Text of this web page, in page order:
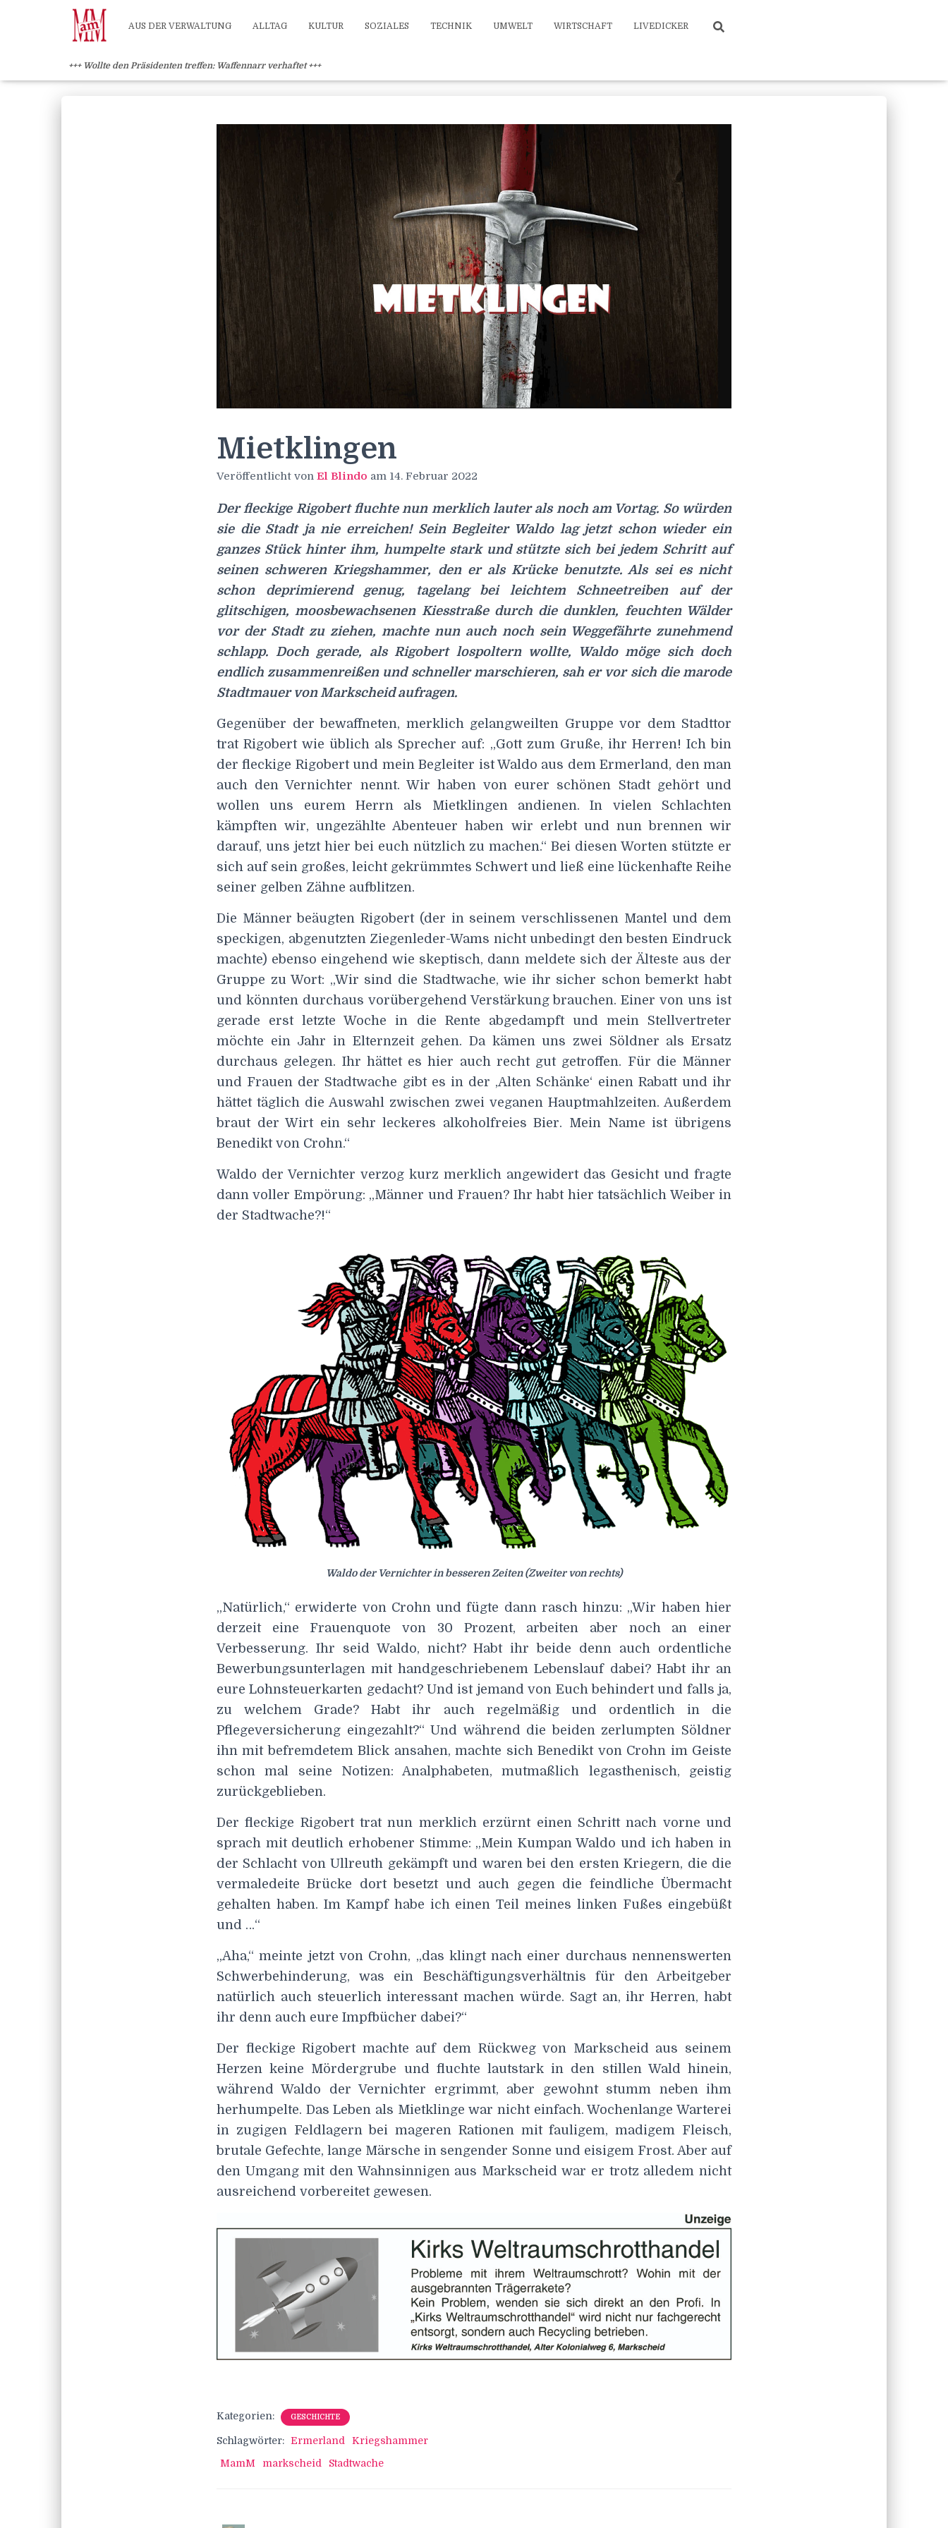
Weiterlesen" /> Weiterlesen" />
AUS DER VERWALTUNG ALLTAG KULTUR SOZIALES TECHNIK UMWELT WIRTSCHAFT LIVEDICKER
+++ Wollte den Präsidenten treffen: Waffennarr verhaftet +++
Mietklingen
Veröffentlicht von El Blindo am 14. Februar 2022
Der fleckige Rigobert fluchte nun merklich lauter als noch am Vortag. So würden
sie die Stadt ja nie erreichen! Sein Begleiter Waldo lag jetzt schon wieder ein
ganzes Stück hinter ihm, humpelte stark und stützte sich bei jedem Schritt auf
seinen schweren Kriegshammer, den er als Krücke benutzte. Als sei es nicht
schon deprimierend genug, tagelang bei leichtem Schneetreiben auf der
glitschigen, moosbewachsenen Kiesstraße durch die dunklen, feuchten Wälder
vor der Stadt zu ziehen, machte nun auch noch sein Weggefährte zunehmend
schlapp. Doch gerade, als Rigobert lospoltern wollte, Waldo möge sich doch
endlich zusammenreißen und schneller marschieren, sah er vor sich die marode
Stadtmauer von Markscheid aufragen.
Gegenüber der bewaffneten, merklich gelangweilten Gruppe vor dem Stadttor
trat Rigobert wie üblich als Sprecher auf: „Gott zum Gruße, ihr Herren! Ich bin
der fleckige Rigobert und mein Begleiter ist Waldo aus dem Ermerland, den man
auch den Vernichter nennt. Wir haben von eurer schönen Stadt gehört und
wollen uns eurem Herrn als Mietklingen andienen. In vielen Schlachten
kämpften wir, ungezählte Abenteuer haben wir erlebt und nun brennen wir
darauf, uns jetzt hier bei euch nützlich zu machen.“ Bei diesen Worten stützte er
sich auf sein großes, leicht gekrümmtes Schwert und ließ eine lückenhafte Reihe
seiner gelben Zähne aufblitzen.
Die Männer beäugten Rigobert (der in seinem verschlissenen Mantel und dem
speckigen, abgenutzten Ziegenleder-Wams nicht unbedingt den besten Eindruck
machte) ebenso eingehend wie skeptisch, dann meldete sich der Älteste aus der
Gruppe zu Wort: „Wir sind die Stadtwache, wie ihr sicher schon bemerkt habt
und könnten durchaus vorübergehend Verstärkung brauchen. Einer von uns ist
gerade erst letzte Woche in die Rente abgedampft und mein Stellvertreter
möchte ein Jahr in Elternzeit gehen. Da kämen uns zwei Söldner als Ersatz
durchaus gelegen. Ihr hättet es hier auch recht gut getroffen. Für die Männer
und Frauen der Stadtwache gibt es in der ‚Alten Schänke‘ einen Rabatt und ihr
hättet täglich die Auswahl zwischen zwei veganen Hauptmahlzeiten. Außerdem
braut der Wirt ein sehr leckeres alkoholfreies Bier. Mein Name ist übrigens
Benedikt von Crohn.“
Waldo der Vernichter verzog kurz merklich angewidert das Gesicht und fragte
dann voller Empörung: „Männer und Frauen? Ihr habt hier tatsächlich Weiber in
der Stadtwache?!“
Waldo der Vernichter in besseren Zeiten (Zweiter von rechts)
„Natürlich,“ erwiderte von Crohn und fügte dann rasch hinzu: „Wir haben hier
derzeit eine Frauenquote von 30 Prozent, arbeiten aber noch an einer
Verbesserung. Ihr seid Waldo, nicht? Habt ihr beide denn auch ordentliche
Bewerbungsunterlagen mit handgeschriebenem Lebenslauf dabei? Habt ihr an
eure Lohnsteuerkarten gedacht? Und ist jemand von Euch behindert und falls ja,
zu welchem Grade? Habt ihr auch regelmäßig und ordentlich in die
Pflegeversicherung eingezahlt?“ Und während die beiden zerlumpten Söldner
ihn mit befremdetem Blick ansahen, machte sich Benedikt von Crohn im Geiste
schon mal seine Notizen: Analphabeten, mutmaßlich legasthenisch, geistig
zurückgeblieben.
Der fleckige Rigobert trat nun merklich erzürnt einen Schritt nach vorne und
sprach mit deutlich erhobener Stimme: „Mein Kumpan Waldo und ich haben in
der Schlacht von Ullreuth gekämpft und waren bei den ersten Kriegern, die die
vermaledeite Brücke dort besetzt und auch gegen die feindliche Übermacht
gehalten haben. Im Kampf habe ich einen Teil meines linken Fußes eingebüßt
und …“
„Aha,“ meinte jetzt von Crohn, „das klingt nach einer durchaus nennenswerten
Schwerbehinderung, was ein Beschäftigungsverhältnis für den Arbeitgeber
natürlich auch steuerlich interessant machen würde. Sagt an, ihr Herren, habt
ihr denn auch eure Impfbücher dabei?“
Der fleckige Rigobert machte auf dem Rückweg von Markscheid aus seinem
Herzen keine Mördergrube und fluchte lautstark in den stillen Wald hinein,
während Waldo der Vernichter ergrimmt, aber gewohnt stumm neben ihm
herhumpelte. Das Leben als Mietklinge war nicht einfach. Wochenlange Warterei
in zugigen Feldlagern bei mageren Rationen mit fauligem, madigem Fleisch,
brutale Gefechte, lange Märsche in sengender Sonne und eisigem Frost. Aber auf
den Umgang mit den Wahnsinnigen aus Markscheid war er trotz alledem nicht
ausreichend vorbereitet gewesen.
Kategorien: GESCHICHTE
Schlagwörter: Ermerland
Kriegshammer
MamM
markscheid Stadtwache